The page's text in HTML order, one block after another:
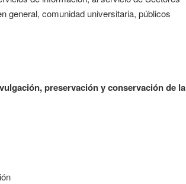
general, comunidad universitaria, públicos
preservación y conservación de la